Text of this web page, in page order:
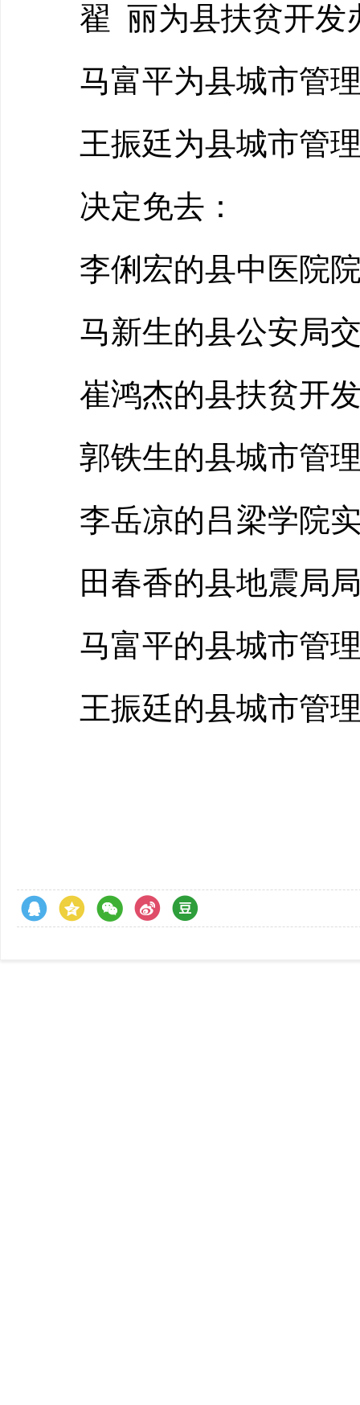
翟 丽为县扶贫开发
马富平为县城市管理
王振廷为县城市管理
决定免去：
李俐宏的县中医院院
马新生的县公安局交
崔鸿杰的县扶贫开发
郭铁生的县城市管理
李岳凉的吕梁学院实
田春香的县地震局局
马富平的县城市管理
王振廷的县城市管理